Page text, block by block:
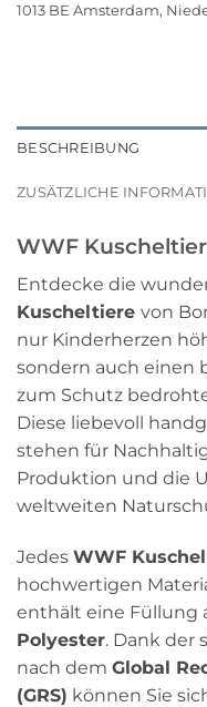
1013 BE Amsterdam,
BESCHREIBUNG
ZUSÄTZLICHE
WWF
Entdecke die
Kuscheltiere von
nur Kinderherzen
sondern auch einen
zum Schutz
Diese liebevoll
stehen für
Produktion und die
weltweiten
Jedes WWF
hochwertigen
enthält eine Füllung
Polyester. Dank der
nach dem Global
(GRS) können Sie